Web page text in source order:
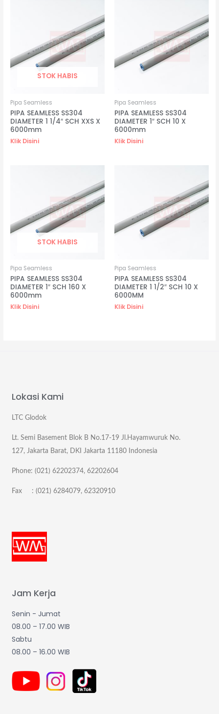
STOK HABIS
Pipa Seamless
PIPA SEAMLESS SS304
DIAMETER 1 1/4″ SCH XXS X
6000mm
Klik Disini
Pipa Seamless
PIPA SEAMLESS SS304
DIAMETER 1″ SCH 10 X
6000mm
Klik Disini
STOK HABIS
Pipa Seamless
PIPA SEAMLESS SS304
DIAMETER 1″ SCH 160 X
6000mm
Klik Disini
Pipa Seamless
PIPA SEAMLESS SS304
DIAMETER 1 1/2″ SCH 10 X
6000MM
Klik Disini
Lokasi Kami
LTC Glodok
Lt. Semi Basement Blok B No.17-19 Jl.Hayamwuruk No.
127, Jakarta Barat, DKI Jakarta 11180 Indonesia
Phone: (021) 62202374, 62202604
Fax : (021) 6284079, 62320910
Jam Kerja
Senin - Jumat
08.00 – 17.00 WIB
Sabtu
08.00 – 16.00 WIB